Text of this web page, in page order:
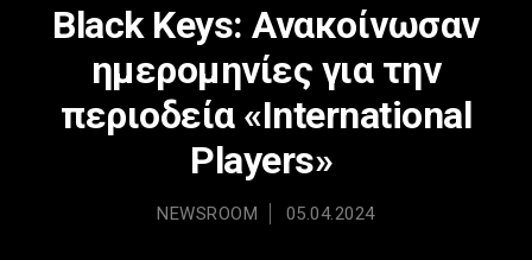
Black Keys: Ανακοίνωσαν
ημερομηνίες για την
περιοδεία «International
Players»
NEWSROOM 05.04.2024